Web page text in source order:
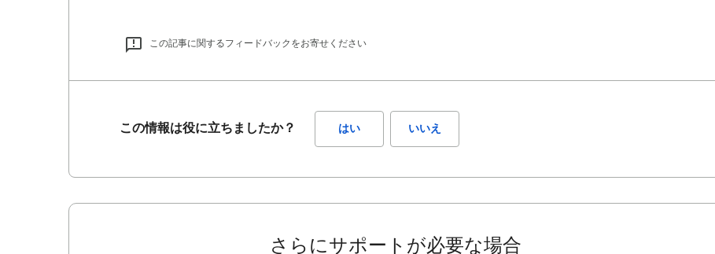
この記事に関するフィードバックをお寄せください
この情報は役に立ちましたか？ はい いいえ
さらにサポートが必要な場合